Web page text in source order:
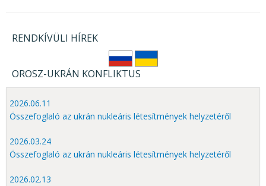
KÖZÉRDEKŰ ADATOK
JOGI SZABÁLYOZÁS, ÚTMUTATÓK
KIADVÁNYOK, JELENTÉSEK
NYOMTATVÁNYOK, SZOFTVEREK
RENDKÍVÜLI HÍREK
OROSZ-UKRÁN KONFLIKTUS
2026.06.11
Összefoglaló az ukrán nukleáris létesítmények helyzetéről
2026.03.24
Összefoglaló az ukrán nukleáris létesítmények helyzetéről
2026.02.13